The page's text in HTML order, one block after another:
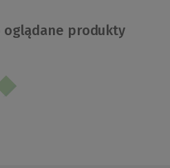
oglądane produkty